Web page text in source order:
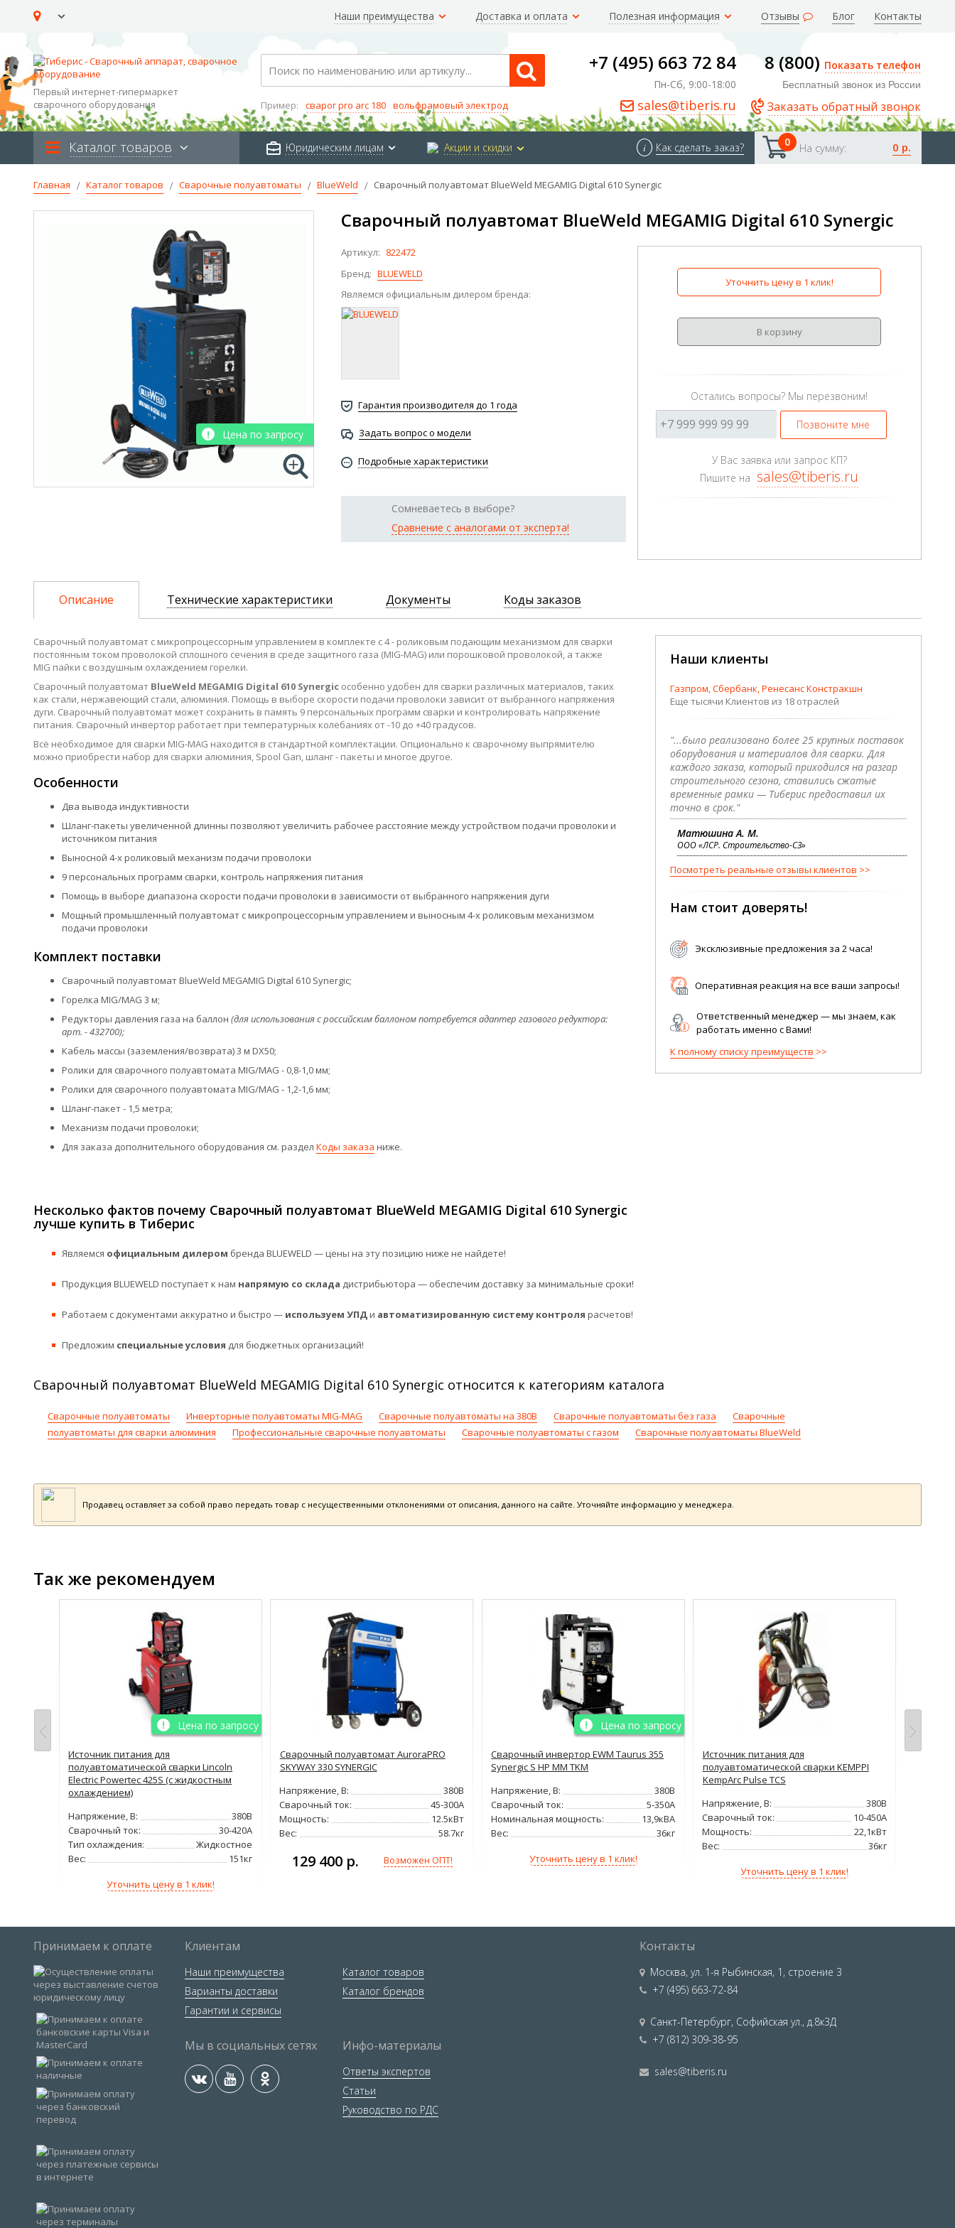
Наши преимущества Доставка и оплата Полезная информация Отзывы Блог Контакты
Первый интернет-гипермаркет
сварочного оборудования
Search
Пример: сварог pro arc 180 вольфрамовый электрод
+7 (495) 663 72 84
Пн-Сб, 9:00-18:00
sales@tiberis.ru
8 (800) Показать телефон
Бесплатный звонок из России
Заказать обратный звонок
Каталог товаров Юридическим лицам Акции и скидки 0 На сумму: 0 р.
i Как сделать заказ?
Главная Каталог товаров Сварочные полуавтоматы BlueWeld Сварочный полуавтомат BlueWeld MEGAMIG Digital 610 Synergic
Сварочный полуавтомат BlueWeld MEGAMIG Digital 610 Synergic
Артикул: 822472
Бренд: BLUEWELD
Являемся официальным дилером бренда:
Гарантия производителя до 1 года
Задать вопрос о модели
Подробные характеристики
Сомневаетесь в выборе?
Сравнение с аналогами от эксперта!
Уточнить цену в 1 клик!
В корзину
Остались вопросы? Мы перезвоним!
Позвоните мне
У Вас заявка или запрос КП?
Пишите на sales@tiberis.ru
Цена по запросу
Описание Технические характеристики Документы Коды заказов
Сварочный полуавтомат с микропроцессорным управлением в комплекте с 4 - роликовым подающим механизмом для сварки
постоянным током проволокой сплошного сечения в среде защитного газа (MIG-MAG) или порошковой проволокой, а также
MIG пайки с воздушным охлаждением горелки.
Сварочный полуавтомат BlueWeld MEGAMIG Digital 610 Synergic особенно удобен для сварки различных материалов, таких
как стали, нержавеющий стали, алюминия. Помощь в выборе скорости подачи проволоки зависит от выбранного напряжения
дуги. Сварочный полуавтомат может сохранить в память 9 персональных программ сварки и контролировать напряжение
питания. Сварочный инвертор работает при температурных колебаниях от -10 до +40 градусов.
Всё необходимое для сварки MIG-MAG находится в стандартной комплектации. Опционально к сварочному выпрямителю
можно приобрести набор для сварки алюминия, Spool Gan, шланг - пакеты и многое другое.
Особенности
Два вывода индуктивности
Шланг-пакеты увеличенной длинны позволяют увеличить рабочее расстояние между устройством подачи проволоки и
источником питания
Выносной 4-х роликовый механизм подачи проволоки
9 персональных программ сварки, контроль напряжения питания
Помощь в выборе диапазона скорости подачи проволоки в зависимости от выбранного напряжения дуги
Мощный промышленный полуавтомат с микропроцессорным управлением и выносным 4-х роликовым механизмом
подачи проволоки
Комплект поставки
Сварочный полуавтомат BlueWeld MEGAMIG Digital 610 Synergic;
Горелка MIG/MAG 3 м;
Редукторы давления газа на баллон (для использования с российским баллоном потребуется адаптер газового редуктора:
арт. - 432700);
Кабель массы (заземления/возврата) 3 м DX50;
Ролики для сварочного полуавтомата MIG/MAG - 0,8-1,0 мм;
Ролики для сварочного полуавтомата MIG/MAG - 1,2-1,6 мм;
Шланг-пакет - 1,5 метра;
Механизм подачи проволоки;
Для заказа дополнительного оборудования см. раздел Коды заказа ниже.
Наши клиенты
Газпром, Сбербанк, Ренесанс Констракшн
Еще тысячи Клиентов из 18 отраслей
"...было реализовано более 25 крупных поставок
оборудования и материалов для сварки. Для
каждого заказа, который приходился на разгар
строительного сезона, ставились сжатые
временные рамки — Тиберис предоставил их
точно в срок."
Матюшина А. М.
ООО «ЛСР. Строительство-СЗ»
Посмотреть реальные отзывы клиентов
Нам стоит доверять!
Эксклюзивные предложения за 2 часа!
Оперативная реакция на все ваши запросы!
Ответственный менеджер — мы знаем, как
работать именно с Вами!
К полному списку преимуществ
Несколько фактов почему Сварочный полуавтомат BlueWeld MEGAMIG Digital 610 Synergic
лучше купить в Тиберис
Являемся официальным дилером бренда BLUEWELD — цены на эту позицию ниже не найдете!
Продукция BLUEWELD поступает к нам напрямую со склада дистрибьютора — обеспечим доставку за минимальные сроки!
Работаем с документами аккуратно и быстро — используем УПДи автоматизированную систему контроля расчетов!
Предложим специальные условия для бюджетных организаций!
Сварочный полуавтомат BlueWeld MEGAMIG Digital 610 Synergic относится к категориям каталога
Сварочные полуавтоматы Инверторные полуавтоматы MIG-MAG Сварочные полуавтоматы на 380В Сварочные полуавтоматы без газа
Сварочные
полуавтоматы для сварки алюминия
Профессиональные сварочные полуавтоматы Сварочные полуавтоматы с газом Сварочные полуавтоматы BlueWeld
Продавец оставляет за собой право передать товар с несущественными отклонениями от описания, данного на сайте. Уточняйте информацию у менеджера.
Так же рекомендуем
Цена по запросу
Источник питания для
полуавтоматической сварки Lincoln
Electric Powertec 425S (с жидкостным
охлаждением)
Напряжение, В:
380В
Сварочный ток:
30-420А
Тип охлаждения:
Жидкостное
Вес:
151кг
Уточнить цену в 1 клик!
Сварочный полуавтомат AuroraPRO
SKYWAY 330 SYNERGIC
Напряжение, В:
380В
Сварочный ток:
45-300А
Мощность:
12.5кВт
Вес:
58.7кг
129 400 р. Возможен ОПТ!
Цена по запросу
Сварочный инвертор EWM Taurus 355
Synergic S HP MM TKM
Напряжение, В:
380В
Сварочный ток:
5-350А
Номинальная мощность:
13,9кВА
Вес:
36кг
Уточнить цену в 1 клик!
Источник питания для
полуавтоматической сварки KEMPPI
KempArc Pulse TCS
Напряжение, В:
380В
Сварочный ток:
10-450А
Мощность:
22,1кВт
Вес:
36кг
Уточнить цену в 1 клик!
Принимаем к оплате Клиентам
Наши преимущества
Варианты доставки
Гарантии и сервисы
Каталог товаров
Каталог брендов
Мы в социальных сетях Инфо-материалы
Ответы экспертов
Статьи
Руководство по РДС
Контакты
Москва,ул. 1-я Рыбинская, 1, строение 3
+7 (495) 663-72-84
Санкт-Петербург, Софийская ул., д.8к3Д
+7 (812) 309-38-95
sales@tiberis.ru